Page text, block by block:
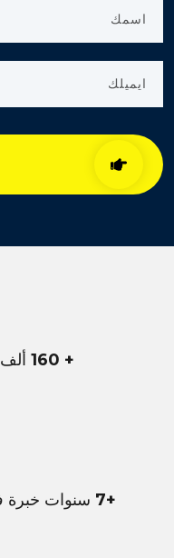
+ 160
+7 سنوات خبرة